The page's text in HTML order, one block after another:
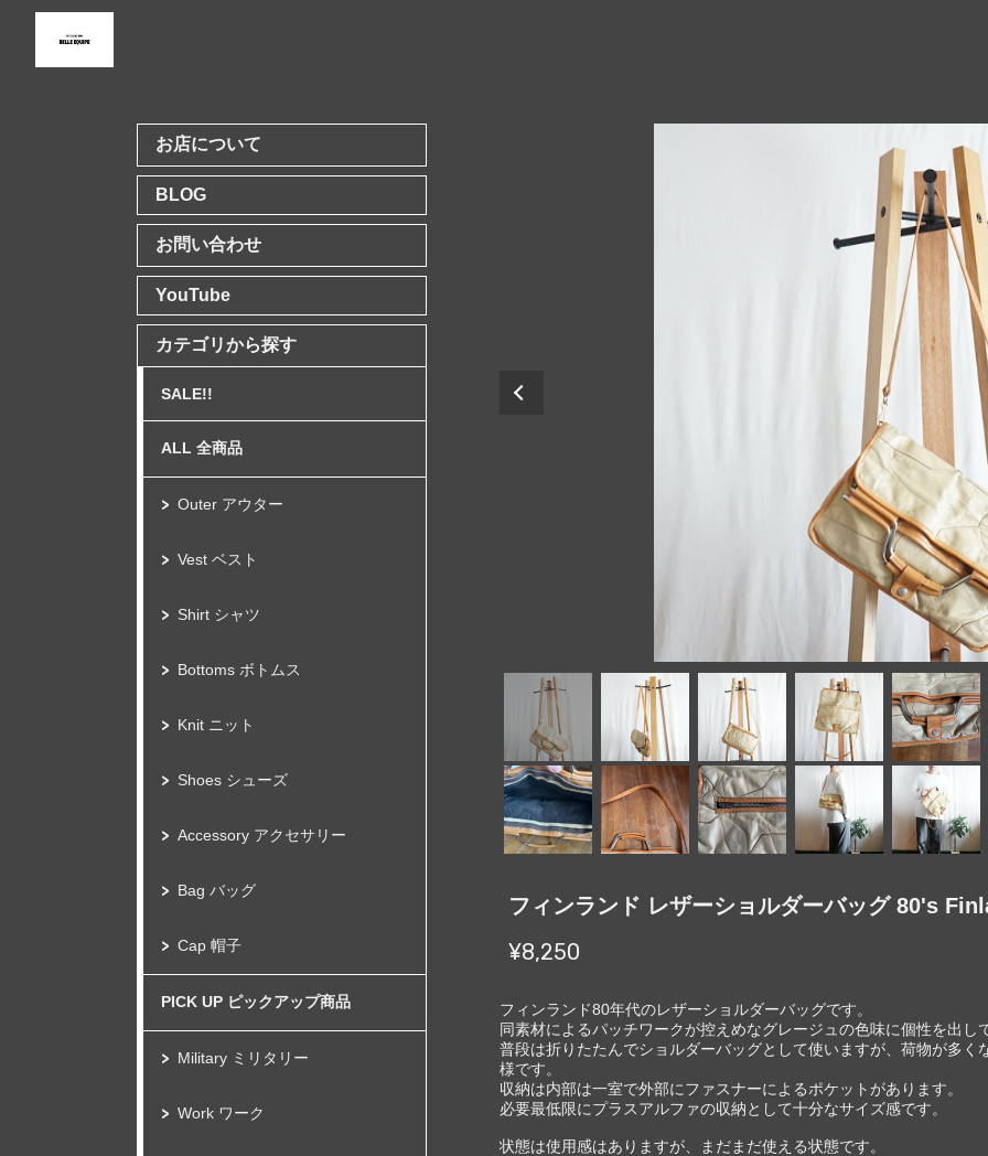
お店について
BLOG
お問い合わせ
YouTube
カテゴリから探す
SALE!!
ALL 全商品
Outer アウター
Vest ベスト
Shirt シャツ
Bottoms ボトムス
Knit ニット
Shoes シューズ
Accessory アクセサリー
Bag バッグ
Cap 帽子
PICK UP ピックアップ商品
Military ミリタリー
Work ワーク
フィンランド レザーショルダーバッグ 80's
¥8,250
フィンランド80年代のレザーショルダーバッグです。
同素材によるパッチワークが控えめなグレージュの色味に個性を出し
普段は折りたたんでショルダーバッグとして使いますが、荷物が多
様です。
収納は内部は一室で外部にファスナーによるポケットがあります。
必要最低限にプラスアルファの収納として十分なサイズ感です。
状態は使用感はありますが、まだまだ使える状態です。